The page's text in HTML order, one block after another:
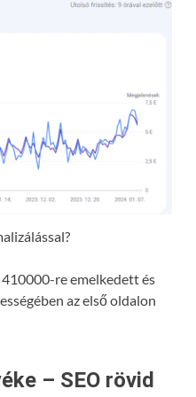
re emelkedett és
az első oldalon
– SEO rövid